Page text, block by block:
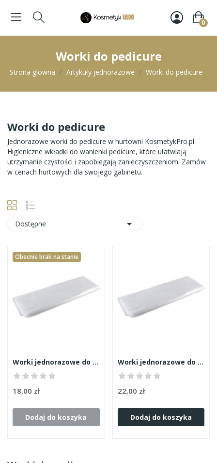
0
Worki do pedicure
Strona glowna Artykuły jednorazowe Worki do pedicure
Worki do pedicure
Jednorazowe worki do pedicure w hurtowni KosmetykPro.pl.
Higieniczne wkładki do wanienki pedicure, które ułatwiają
utrzymanie czystości i zapobiegają zanieczyszczeniom. Zamów
w cenach hurtowych dla swojego gabinetu.
Dostępne 
Obecnie brak na stanie
Worki jednorazowe do pedicure cienkie 50szt
18,00 zł
Dodaj do koszyka
Worki jednorazowe do pedicure 50szt
22,00 zł
Dodaj do koszyka